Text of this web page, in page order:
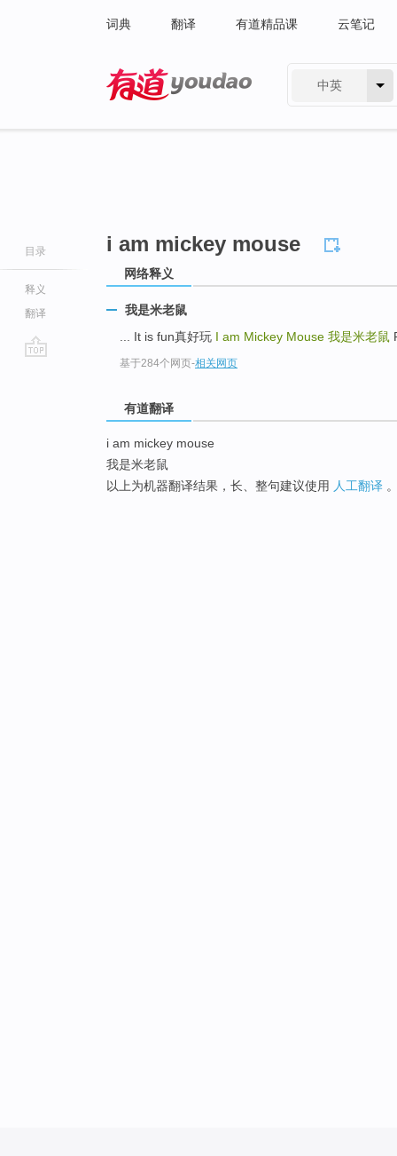
词典 翻译 有道精品课 云笔记
中英
目录
释义
翻译
i am mickey mouse
网络释义
我是米老鼠
... It is fun真好玩 I am Mickey Mouse 我是米老鼠
基于284个网页-相关网页
有道翻译
i am mickey mouse
我是米老鼠
以上为机器翻译结果，长、整句建议使用 人工翻译